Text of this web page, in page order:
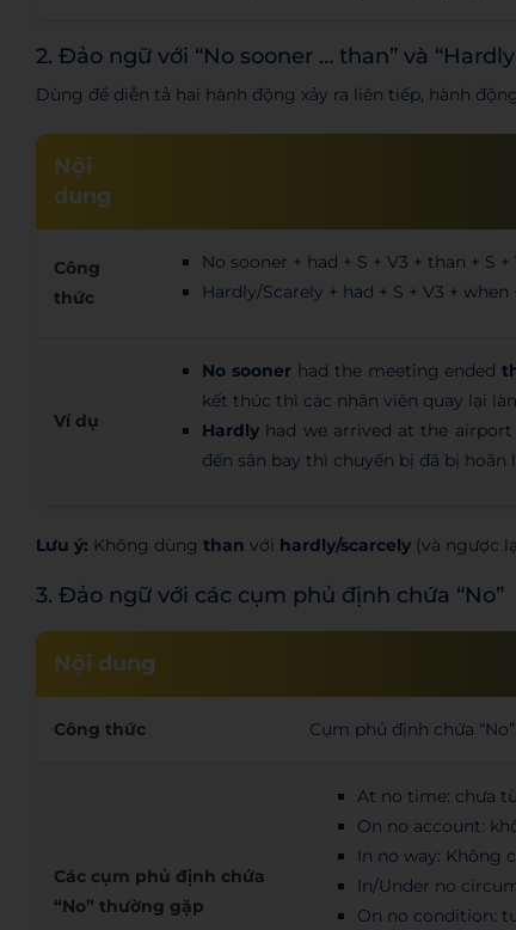
2. Đảo ngữ với “No sooner … than” và
Dùng để diễn tả hai hành động xảy ra liên tiếp, hành
Nội
dung
Công
thức
No sooner + had + S + V3 + than + S +
Hardly/Scarely + had + S + V3 +
Ví dụ
No sooner had the meeting ended
kết thúc thì các nhân viên quay lại
Hardly had we arrived at the airport
đến sân bay thì chuyến bị đã bị hoãn
Lưu ý: Không dùng than với hardly/scarcely (và ngược
3. Đảo ngữ với các cụm phủ định chứa “No”
Nội dung
Công thức Cụm phủ định chứa
Các cụm phủ định chứa
“No” thường gặp
At no time: chưa
On no account:
In no way: Không
In/Under no
On no condition: